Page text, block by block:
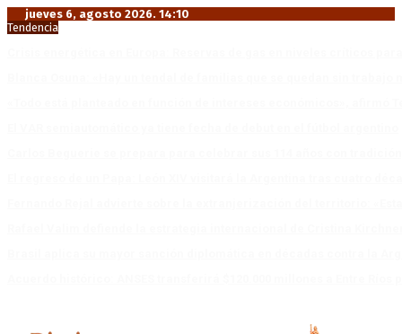
jueves 6, agosto 2026. 14:10
Tendencia